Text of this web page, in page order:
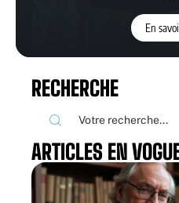
En
RECHERCHE
ARTICLES EN